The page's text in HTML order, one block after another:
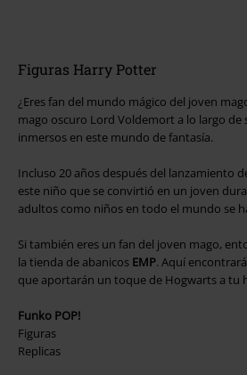
Figuras Harry Potter
¿Eres fan del mundo mágico del joven
mago oscuro Lord Voldemort a lo largo
inmersos en este mundo de fantasía.
Incluso 20 años después del lanzamiento
este niño que se convirtió en un joven
adultos como niños en todo el mundo se
Si también eres un fan del joven mago,
la tienda de abanicos EMP. Aquí
que aportarán un toque de Hogwarts a tu
Funko POP!
Figuras
Replicas